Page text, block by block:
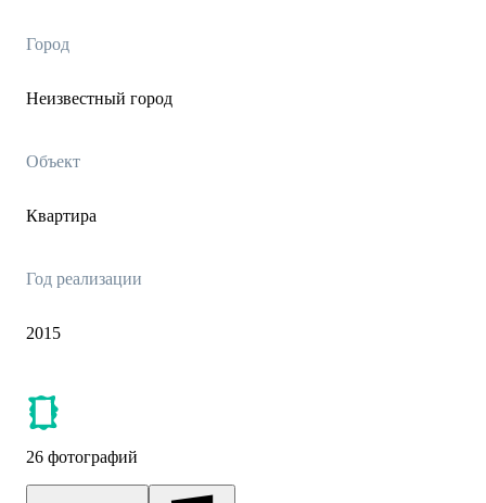
Город
Неизвестный город
Объект
Квартира
Год реализации
2015
26 фотографий